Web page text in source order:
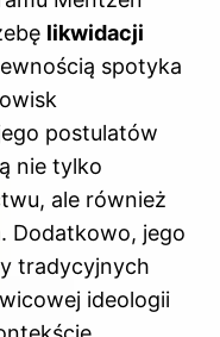
likwidacji
spotyka
postulatów
nie tylko
ale również
Dodatkowo, jego
tradycyjnych
ideologii